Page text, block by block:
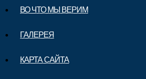
ВО ЧТО МЫ ВЕРИМ
ГАЛЕРЕЯ
КАРТА САЙТА